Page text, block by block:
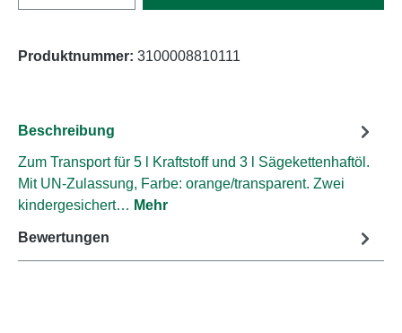
Produktnummer: 3100008810111
Beschreibung
Zum Transport für 5 l Kraftstoff und 3 l Sägekettenhaftöl.
Mit UN-Zulassung, Farbe: orange/transparent. Zwei
kindergesichert… Mehr
Bewertungen